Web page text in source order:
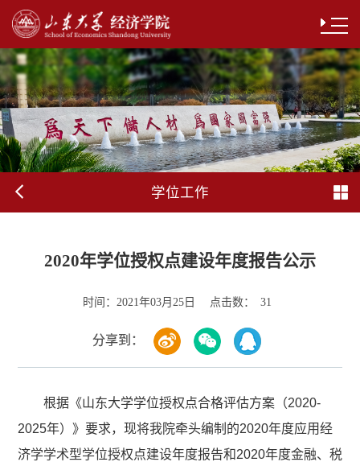
学位工作
2020年学位授权点建设年度报告公示
时间： 2021年03月25日 点击数： 31
分享到：
根据《山东大学学位授权点合格评估方案（2020-
2025年）》要求，现将我院牵头编制的2020年度应用经
济学学术型学位授权点建设年度报告和2020年度金融、税